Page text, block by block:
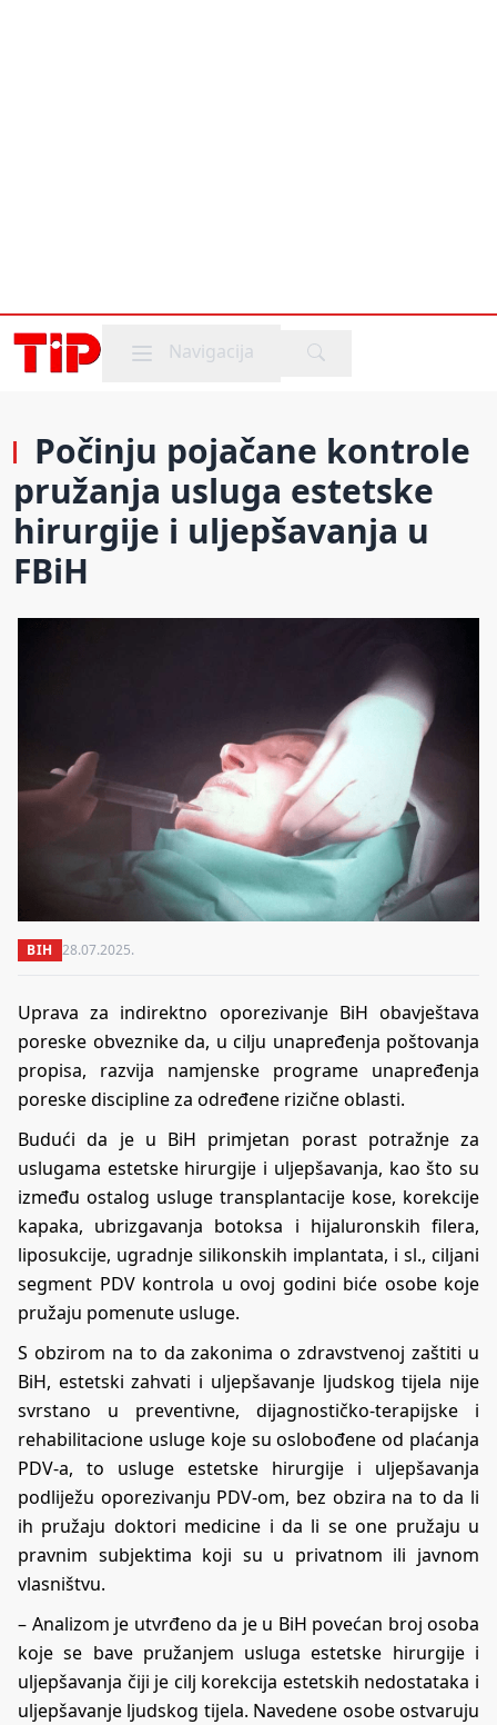
Mobile menu
Navigacija
Počinju pojačane kontrole
pružanja usluga estetske
hirurgije i uljepšavanja u
FBiH
BIH 28.07.2025.
Uprava za indirektno oporezivanje BiH obavještava
poreske obveznike da, u cilju unapređenja poštovanja
propisa, razvija namjenske programe unapređenja
poreske discipline za određene rizične oblasti.
Budući da je u BiH primjetan porast potražnje za
uslugama estetske hirurgije i uljepšavanja, kao što su
između ostalog usluge transplantacije kose, korekcije
kapaka, ubrizgavanja botoksa i hijaluronskih filera,
liposukcije, ugradnje silikonskih implantata, i sl., ciljani
segment PDV kontrola u ovoj godini biće osobe koje
pružaju pomenute usluge.
S obzirom na to da zakonima o zdravstvenoj zaštiti u
BiH, estetski zahvati i uljepšavanje ljudskog tijela nije
svrstano u preventivne, dijagnostičko-terapijske i
rehabilitacione usluge koje su oslobođene od plaćanja
PDV-a, to usluge estetske hirurgije i uljepšavanja
podliježu oporezivanju PDV-om, bez obzira na to da li
ih pružaju doktori medicine i da li se one pružaju u
pravnim subjektima koji su u privatnom ili javnom
vlasništvu.
– Analizom je utvrđeno da je u BiH povećan broj osoba
koje se bave pružanjem usluga estetske hirurgije i
uljepšavanja čiji je cilj korekcija estetskih nedostataka i
uljepšavanje ljudskog tijela. Navedene osobe ostvaruju